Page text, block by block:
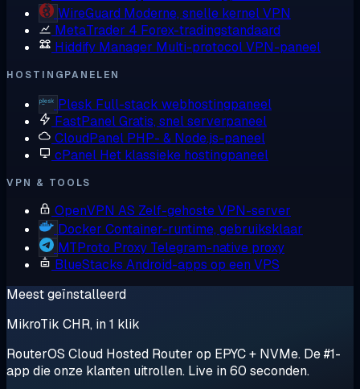
WireGuard Moderne, snelle kernel VPN
MetaTrader 4 Forex-tradingstandaard
Hiddify Manager Multi-protocol VPN-paneel
HOSTINGPANELEN
Plesk Full-stack webhostingpaneel
FastPanelGratis, snel serverpaneel
CloudPanel PHP- & Node.js-paneel
cPanel Het klassieke hostingpaneel
VPN & TOOLS
OpenVPN AS Zelf-gehoste VPN-server
Docker Container-runtime, gebruiksklaar
MTProto Proxy Telegram-native proxy
BlueStacks Android-apps op een VPS
Meest geïnstalleerd
MikroTik CHR, in 1 klik
RouterOS Cloud Hosted Router op EPYC + NVMe. De #1-
app die onze klanten uitrollen. Live in 60 seconden.